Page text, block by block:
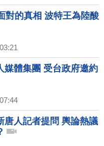
對的真相 波特王為陸酸
媒體集團 受台政府邀約
唐人記者提問 輿論熱議